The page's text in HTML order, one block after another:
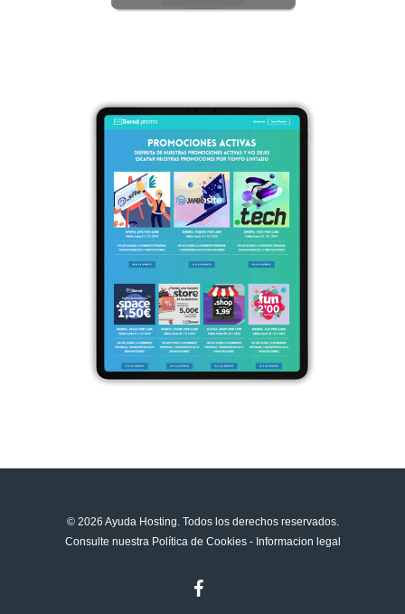
© 2026 Ayuda Hosting. Todos los derechos reservados.
Consulte nuestra Política de Cookies- Informacion legal
facebook